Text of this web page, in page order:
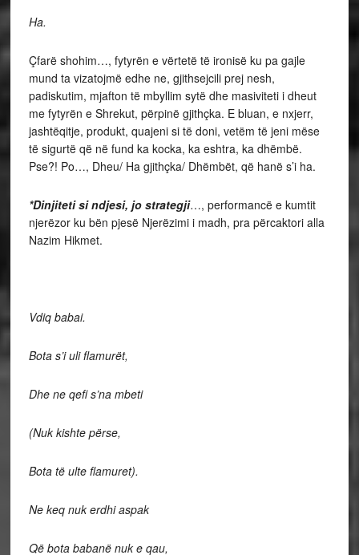
Ha.
Çfarë shohim…, fytyrën e vërtetë të ironisë ku pa gajle
mund ta vizatojmë edhe ne, gjithsejcili prej nesh,
padiskutim, mjafton të mbyllim sytë dhe masiviteti i dheut
me fytyrën e Shrekut, përpinë gjithçka. E bluan, e nxjerr,
jashtëqitje, produkt, quajeni si të doni, vetëm të jeni mëse
të sigurtë që në fund ka kocka, ka eshtra, ka dhëmbë.
Pse?! Po…, Dheu/ Ha gjithçka/ Dhëmbët, që hanë s’i ha.
*Dinjiteti si ndjesi, jo strategji…, performancë e kumtit
njerëzor ku bën pjesë Njerëzimi i madh, pra përcaktori alla
Nazim Hikmet.
Vdiq babai.
Bota s’i uli flamurët,
Dhe ne qefi s’na mbeti
(Nuk kishte përse,
Bota të ulte flamuret).
Ne keq nuk erdhi aspak
Që bota babanë nuk e qau,